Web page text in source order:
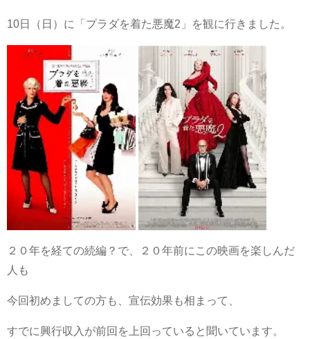
10日（日）に「プラダを着た悪魔2」を観に行きました。
２０年を経ての続編？で、２０年前にこの映画を楽しんだ
人も
今回初めましての方も、宣伝効果も相まって、
すでに興行収入が前回を上回っていると聞いています。